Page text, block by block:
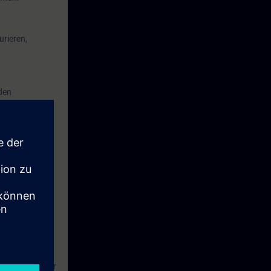
Woche vor